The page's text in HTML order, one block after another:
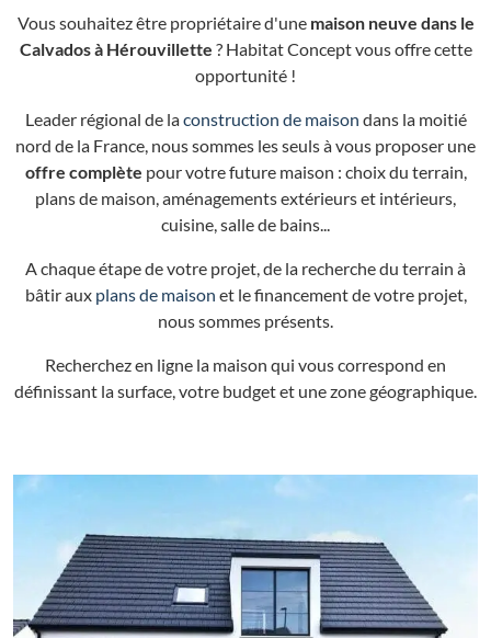
Vous souhaitez être propriétaire d'une maison neuve dans le
Calvados à Hérouvillette ? Habitat Concept vous offre cette
opportunité !
Leader régional de laconstruction de maison dans la moitié
nord de la France, nous sommes les seuls à vous proposer une
offre complète pour votre future maison : choix du terrain,
plans de maison, aménagements extérieurs et intérieurs,
cuisine, salle de bains...
A chaque étape de votre projet, de la recherche du terrain à
bâtir aux plans de maison et le financement de votre projet,
nous sommes présents.
Recherchez en ligne la maison qui vous correspond en
définissant la surface, votre budget et une zone géographique.